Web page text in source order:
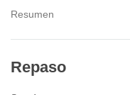
Resumen
Repaso